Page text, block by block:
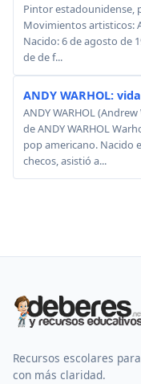
Pintor estadounidense,
Movimientos artisticos:
Nacido: 6 de agosto de
de de f...
ANDY WARHOL:
ANDY WARHOL
de ANDY WARHOL
pop americano. Nacido
checos, asistió a...
Recursos escolares
con más claridad.